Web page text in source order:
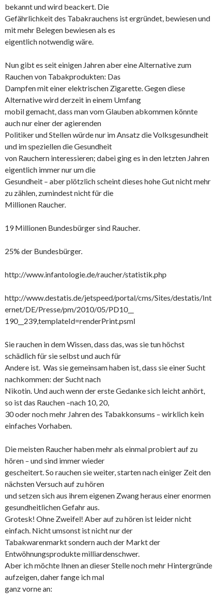
bekannt und wird beackert. Die
Gefährlichkeit des Tabakrauchens ist ergründet, bewiesen und
mit mehr Belegen bewiesen als es
eigentlich notwendig wäre.
Nun gibt es seit einigen Jahren aber eine Alternative zum
Rauchen von Tabakprodukten: Das
Dampfen mit einer elektrischen Zigarette. Gegen diese
Alternative wird derzeit in einem Umfang
mobil gemacht, dass man vom Glauben abkommen könnte
auch nur einer der agierenden
Politiker und Stellen würde nur im Ansatz die Volksgesundheit
und im speziellen die Gesundheit
von Rauchern interessieren; dabei ging es in den letzten Jahren
eigentlich immer nur um die
Gesundheit – aber plötzlich scheint dieses hohe Gut nicht mehr
zu zählen, zumindest nicht für die
Millionen Raucher.
19 Millionen Bundesbürger sind Raucher.
25% der Bundesbürger.
http://www.infantologie.de/raucher/statistik.php
http://www.destatis.de/jetspeed/portal/cms/Sites/destatis/Int
ernet/DE/Presse/pm/2010/05/PD10__
190__239,templateId=renderPrint.psml
Sie rauchen in dem Wissen, dass das, was sie tun höchst
schädlich für sie selbst und auch für
Andere ist. Was sie gemeinsam haben ist, dass sie einer Sucht
nachkommen: der Sucht nach
Nikotin. Und auch wenn der erste Gedanke sich leicht anhört,
so ist das Rauchen –nach 10, 20,
30 oder noch mehr Jahren des Tabakkonsums – wirklich kein
einfaches Vorhaben.
Die meisten Raucher haben mehr als einmal probiert auf zu
hören – und sind immer wieder
gescheitert. So rauchen sie weiter, starten nach einiger Zeit den
nächsten Versuch auf zu hören
und setzen sich aus ihrem eigenen Zwang heraus einer enormen
gesundheitlichen Gefahr aus.
Grotesk! Ohne Zweifel! Aber auf zu hören ist leider nicht
einfach. Nicht umsonst ist nicht nur der
Tabakwarenmarkt sondern auch der Markt der
Entwöhnungsprodukte milliardenschwer.
Aber ich möchte Ihnen an dieser Stelle noch mehr Hintergründe
aufzeigen, daher fange ich mal
ganz vorne an: